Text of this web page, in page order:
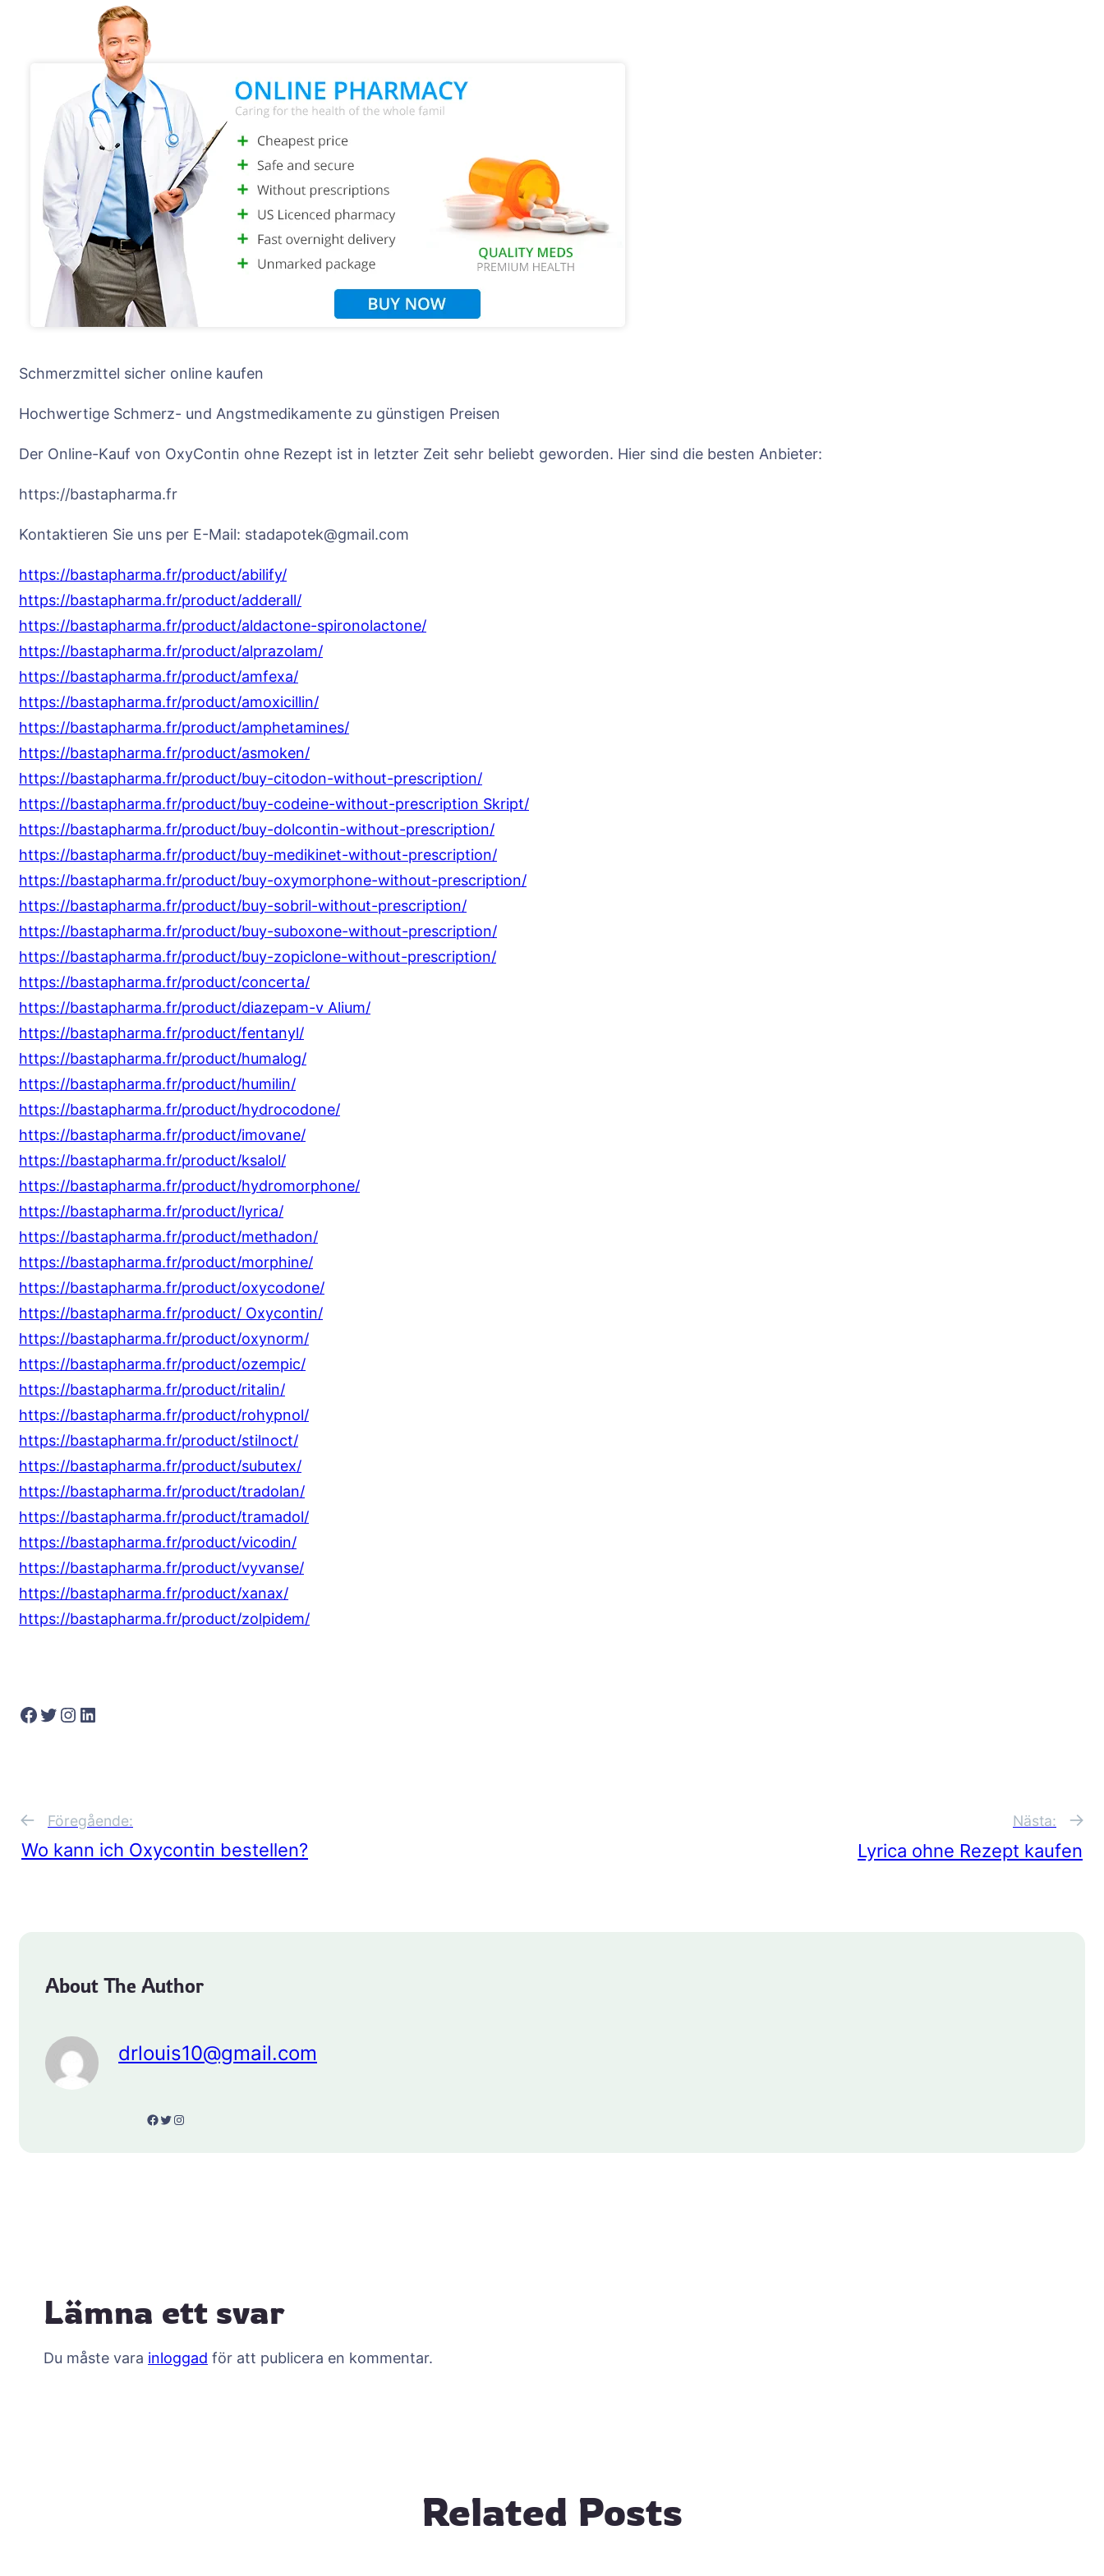
Schmerzmittel sicher online kaufen
Hochwertige Schmerz- und Angstmedikamente zu günstigen Preisen
Der Online-Kauf von OxyContin ohne Rezept ist in letzter Zeit sehr beliebt geworden. Hier sind die besten Anbieter:
https://bastapharma.fr
Kontaktieren Sie uns per E-Mail: stadapotek@gmail.com
https://bastapharma.fr/product/abilify/
https://bastapharma.fr/product/adderall/
https://bastapharma.fr/product/aldactone-spironolactone/
https://bastapharma.fr/product/alprazolam/
https://bastapharma.fr/product/amfexa/
https://bastapharma.fr/product/amoxicillin/
https://bastapharma.fr/product/amphetamines/
https://bastapharma.fr/product/asmoken/
https://bastapharma.fr/product/buy-citodon-without-prescription/
https://bastapharma.fr/product/buy-codeine-without-prescription Skript/
https://bastapharma.fr/product/buy-dolcontin-without-prescription/
https://bastapharma.fr/product/buy-medikinet-without-prescription/
https://bastapharma.fr/product/buy-oxymorphone-without-prescription/
https://bastapharma.fr/product/buy-sobril-without-prescription/
https://bastapharma.fr/product/buy-suboxone-without-prescription/
https://bastapharma.fr/product/buy-zopiclone-without-prescription/
https://bastapharma.fr/product/concerta/
https://bastapharma.fr/product/diazepam-v Alium/
https://bastapharma.fr/product/fentanyl/
https://bastapharma.fr/product/humalog/
https://bastapharma.fr/product/humilin/
https://bastapharma.fr/product/hydrocodone/
https://bastapharma.fr/product/imovane/
https://bastapharma.fr/product/ksalol/
https://bastapharma.fr/product/hydromorphone/
https://bastapharma.fr/product/lyrica/
https://bastapharma.fr/product/methadon/
https://bastapharma.fr/product/morphine/
https://bastapharma.fr/product/oxycodone/
https://bastapharma.fr/product/ Oxycontin/
https://bastapharma.fr/product/oxynorm/
https://bastapharma.fr/product/ozempic/
https://bastapharma.fr/product/ritalin/
https://bastapharma.fr/product/rohypnol/
https://bastapharma.fr/product/stilnoct/
https://bastapharma.fr/product/subutex/
https://bastapharma.fr/product/tradolan/
https://bastapharma.fr/product/tramadol/
https://bastapharma.fr/product/vicodin/
https://bastapharma.fr/product/vyvanse/
https://bastapharma.fr/product/xanax/
https://bastapharma.fr/product/zolpidem/
Facebook Twitter Instagram LinkedIn
← Föregående:
Wo kann ich Oxycontin bestellen?
Nästa:
Lyrica ohne Rezept kaufen
→
About The Author
drlouis10@gmail.com
Facebook Twitter Instagram
Lämna ett svar
Du måste vara inloggad för att publicera en kommentar.
Related Posts